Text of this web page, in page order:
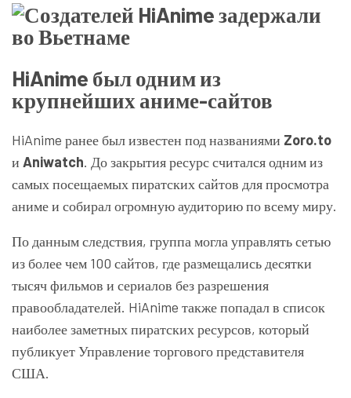
HiAnime был одним из
крупнейших аниме-сайтов
HiAnime ранее был известен под названиями Zoro.to
и Aniwatch. До закрытия ресурс считался одним из
самых посещаемых пиратских сайтов для просмотра
аниме и собирал огромную аудиторию по всему миру.
По данным следствия, группа могла управлять сетью
из более чем 100 сайтов, где размещались десятки
тысяч фильмов и сериалов без разрешения
правообладателей. HiAnime также попадал в список
наиболее заметных пиратских ресурсов, который
публикует Управление торгового представителя
США.